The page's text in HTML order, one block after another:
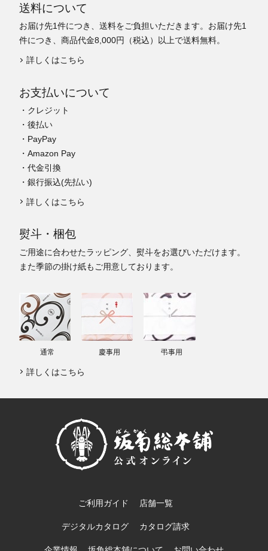
送料について
お届け先1件につき、送料をご負担いただきます。お届け先1
件につき、商品代金8,000円（税込）以上で送料無料。
詳しくはこちら
お支払いについて
・クレジット
・後払い
・PayPay
・Amazon Pay
・代金引換
・銀行振込(先払い)
詳しくはこちら
熨斗・梱包
ご用途に合わせたラッピング、熨斗をお選びいただけます。
また季節の掛け紙もご用意しております。
通常 慶事用 弔事用
詳しくはこちら
ご利用ガイド 店舗一覧
デジタルカタログ カタログ請求